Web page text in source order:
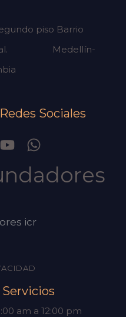
piso Barrio
Medellín-
Sociales
am a 12:00 pm